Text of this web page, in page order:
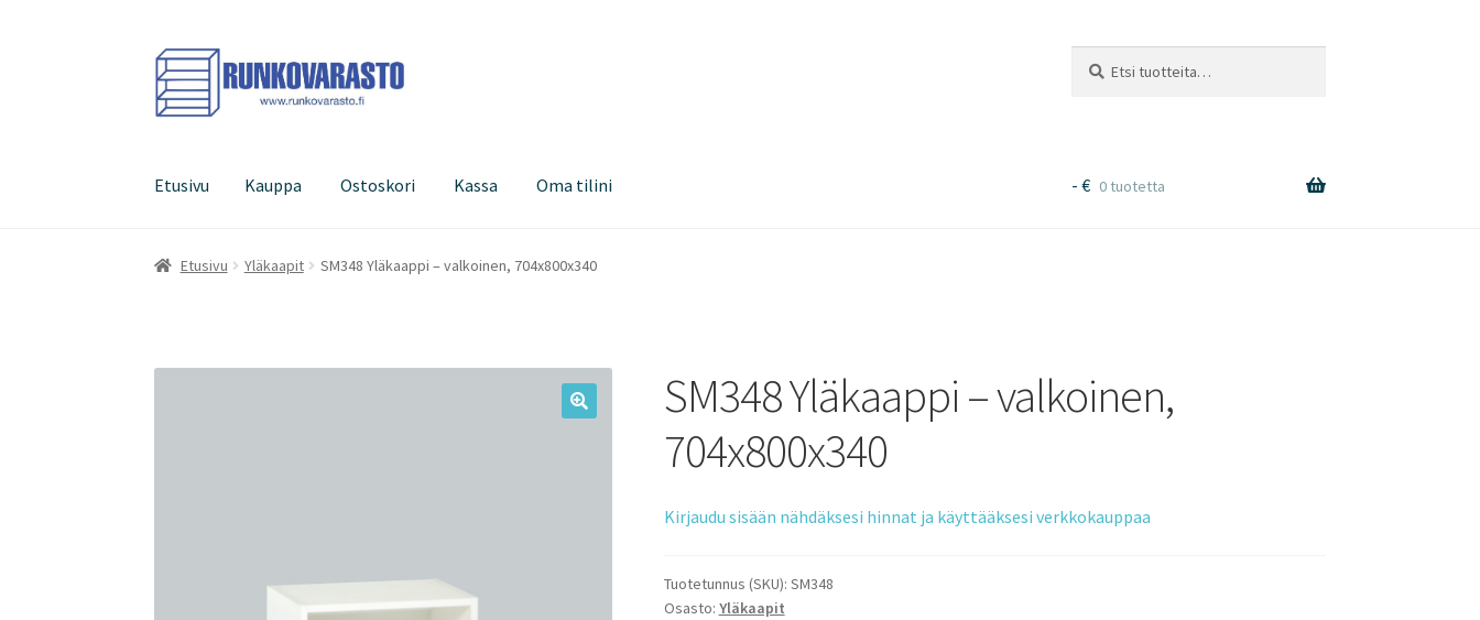
Siirry
navigointiin
Siirry
sisältöön
Etusivu Kauppa Ostoskori Kassa Oma tilini
Etusivu Kauppa Ostoskori Kassa Oma tilini
- € 0 tuotetta
Etusivu Yläkaapit SM348 Yläkaappi – valkoinen, 704x800x340
SM348 Yläkaappi – valkoinen,
704x800x340
Kirjaudu sisään nähdäksesi hinnat ja käyttääksesi verkkokauppaa
Tuotetunnus (SKU): SM348
Osasto: Yläkaapit